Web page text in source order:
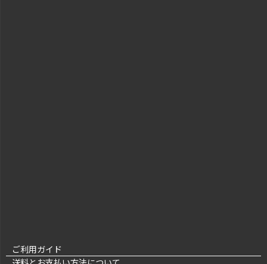
ご利用ガイド